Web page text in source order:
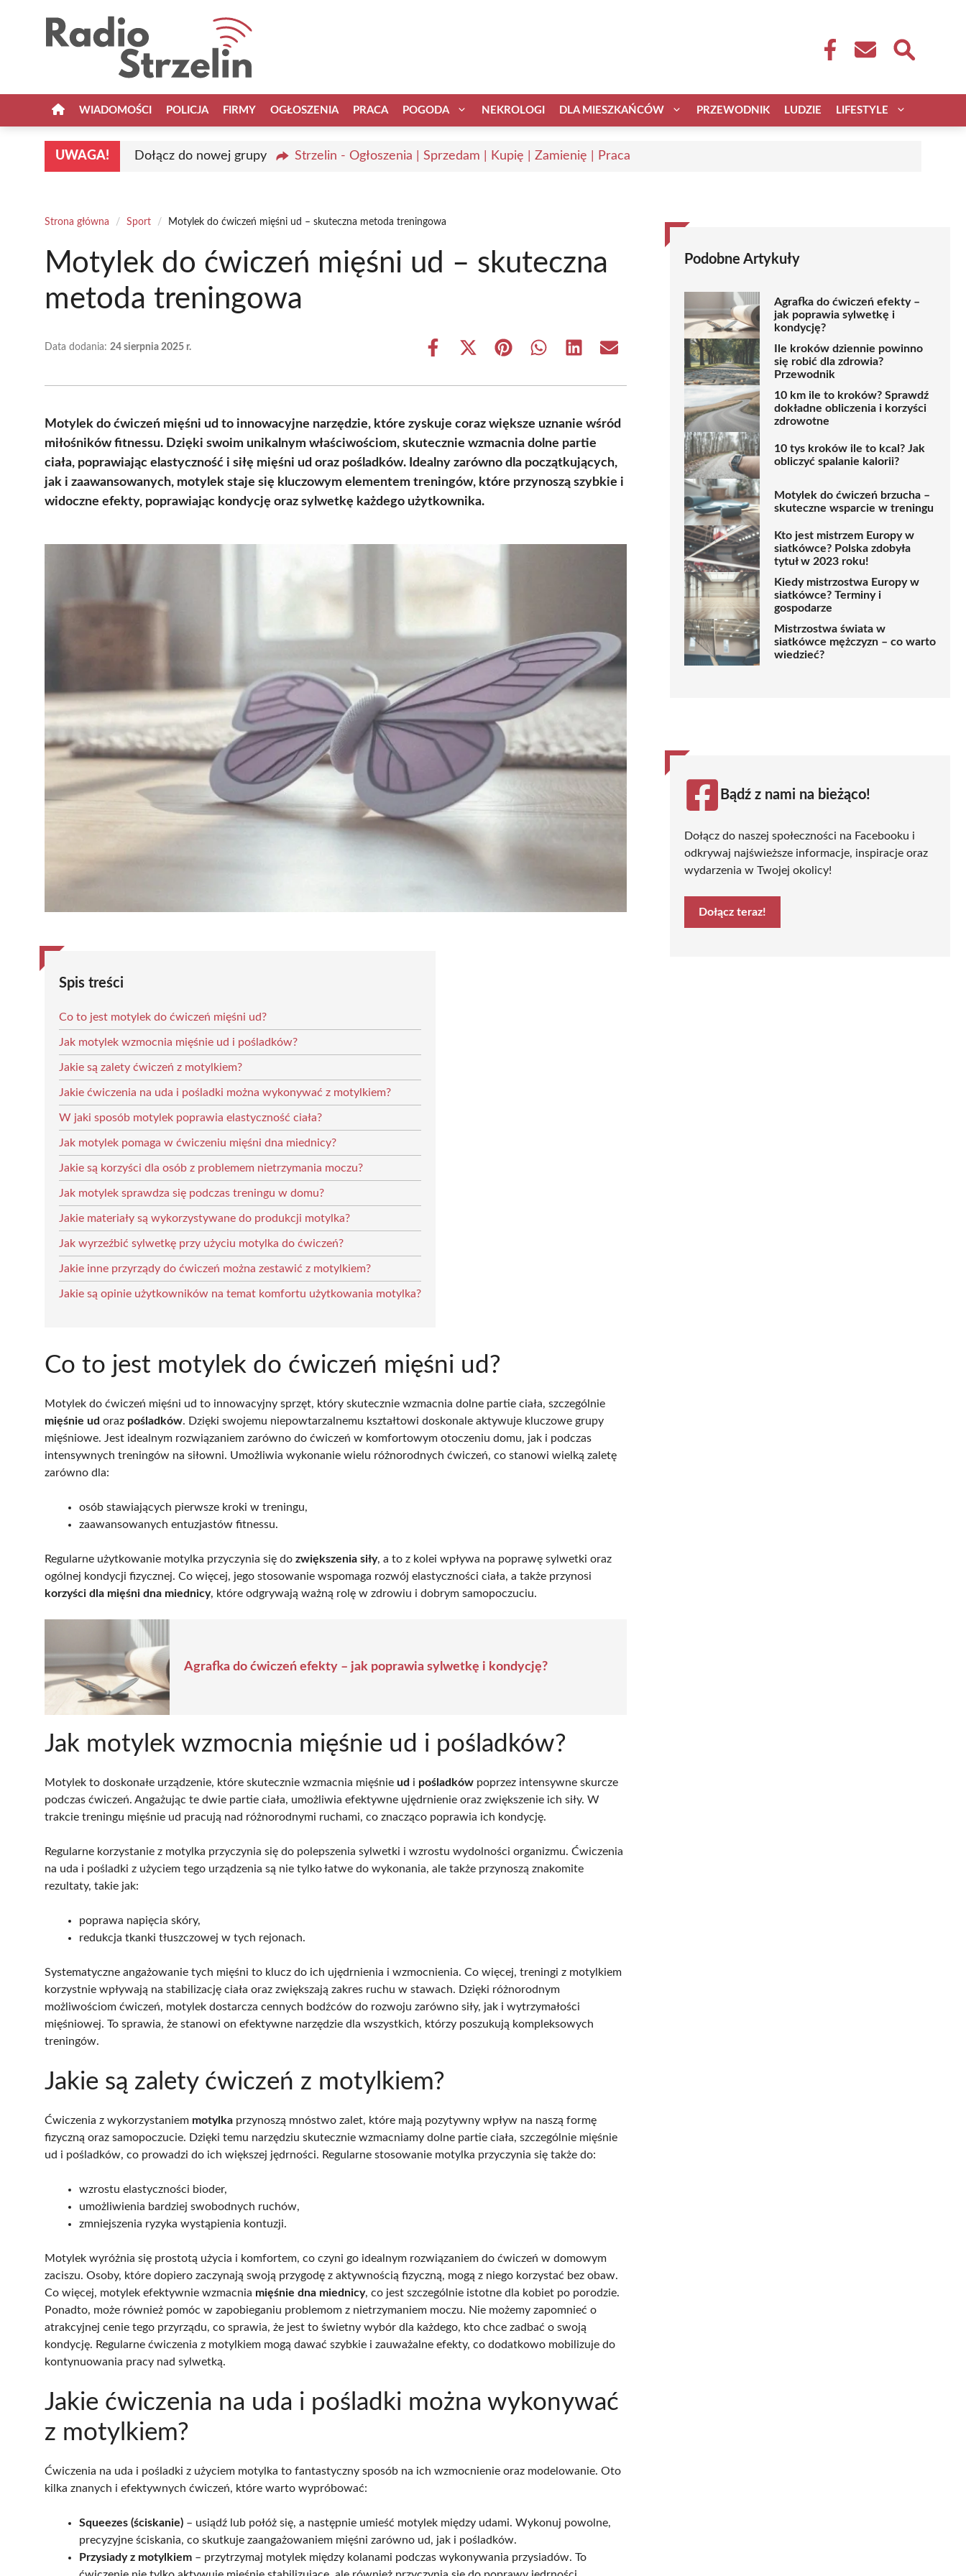
WIADOMOŚCI POLICJA FIRMY OGŁOSZENIA PRACA POGODA NEKROLOGI DLA MIESZKAŃCÓW PRZEWODNIK LUDZIE LIFESTYLE
UWAGA! Dołącz do nowej grupy Strzelin - Ogłoszenia | Sprzedam | Kupię | Zamienię | Praca
Strona główna / Sport / Motylek do ćwiczeń mięśni ud – skuteczna metoda treningowa
Motylek do ćwiczeń mięśni ud – skuteczna
metoda treningowa
Data dodania: 24 sierpnia 2025 r.
Share
Share
(Twitter)
Share Share Share Share
Motylek do ćwiczeń mięśni ud to innowacyjne narzędzie, które zyskuje coraz większe uznanie wśród
miłośników fitnessu. Dzięki swoim unikalnym właściwościom, skutecznie wzmacnia dolne partie
ciała, poprawiając elastyczność i siłę mięśni ud oraz pośladków. Idealny zarówno dla początkujących,
jak i zaawansowanych, motylek staje się kluczowym elementem treningów, które przynoszą szybkie i
widoczne efekty, poprawiając kondycję oraz sylwetkę każdego użytkownika.
Spis treści
Co to jest motylek do ćwiczeń mięśni ud?
Jak motylek wzmocnia mięśnie ud i pośladków?
Jakie są zalety ćwiczeń z motylkiem?
Jakie ćwiczenia na uda i pośladki można wykonywać z motylkiem?
W jaki sposób motylek poprawia elastyczność ciała?
Jak motylek pomaga w ćwiczeniu mięśni dna miednicy?
Jakie są korzyści dla osób z problemem nietrzymania moczu?
Jak motylek sprawdza się podczas treningu w domu?
Jakie materiały są wykorzystywane do produkcji motylka?
Jak wyrzeźbić sylwetkę przy użyciu motylka do ćwiczeń?
Jakie inne przyrządy do ćwiczeń można zestawić z motylkiem?
Jakie są opinie użytkowników na temat komfortu użytkowania motylka?
Co to jest motylek do ćwiczeń mięśni ud?
Motylek do ćwiczeń mięśni ud to innowacyjny sprzęt, który skutecznie wzmacnia dolne partie ciała, szczególnie
mięśnie ud oraz pośladków. Dzięki swojemu niepowtarzalnemu kształtowi doskonale aktywuje kluczowe grupy
mięśniowe. Jest idealnym rozwiązaniem zarówno do ćwiczeń w komfortowym otoczeniu domu, jak i podczas
intensywnych treningów na siłowni. Umożliwia wykonanie wielu różnorodnych ćwiczeń, co stanowi wielką zaletę
zarówno dla:
osób stawiających pierwsze kroki w treningu,
zaawansowanych entuzjastów fitnessu.
Regularne użytkowanie motylka przyczynia się do zwiększenia siły, a to z kolei wpływa na poprawę sylwetki oraz
ogólnej kondycji fizycznej. Co więcej, jego stosowanie wspomaga rozwój elastyczności ciała, a także przynosi
korzyści dla mięśni dna miednicy, które odgrywają ważną rolę w zdrowiu i dobrym samopoczuciu.
Agrafka do ćwiczeń efekty – jak poprawia sylwetkę i kondycję?
Jak motylek wzmocnia mięśnie ud i pośladków?
Motylek to doskonałe urządzenie, które skutecznie wzmacnia mięśnie ud i pośladków poprzez intensywne skurcze
podczas ćwiczeń. Angażując te dwie partie ciała, umożliwia efektywne ujędrnienie oraz zwiększenie ich siły. W
trakcie treningu mięśnie ud pracują nad różnorodnymi ruchami, co znacząco poprawia ich kondycję.
Regularne korzystanie z motylka przyczynia się do polepszenia sylwetki i wzrostu wydolności organizmu. Ćwiczenia
na uda i pośladki z użyciem tego urządzenia są nie tylko łatwe do wykonania, ale także przynoszą znakomite
rezultaty, takie jak:
poprawa napięcia skóry,
redukcja tkanki tłuszczowej w tych rejonach.
Systematyczne angażowanie tych mięśni to klucz do ich ujędrnienia i wzmocnienia. Co więcej, treningi z motylkiem
korzystnie wpływają na stabilizację ciała oraz zwiększają zakres ruchu w stawach. Dzięki różnorodnym
możliwościom ćwiczeń, motylek dostarcza cennych bodźców do rozwoju zarówno siły, jak i wytrzymałości
mięśniowej. To sprawia, że stanowi on efektywne narzędzie dla wszystkich, którzy poszukują kompleksowych
treningów.
Jakie są zalety ćwiczeń z motylkiem?
Ćwiczenia z wykorzystaniem motylka przynoszą mnóstwo zalet, które mają pozytywny wpływ na naszą formę
fizyczną oraz samopoczucie. Dzięki temu narzędziu skutecznie wzmacniamy dolne partie ciała, szczególnie mięśnie
ud i pośladków, co prowadzi do ich większej jędrności. Regularne stosowanie motylka przyczynia się także do:
wzrostu elastyczności bioder,
umożliwienia bardziej swobodnych ruchów,
zmniejszenia ryzyka wystąpienia kontuzji.
Motylek wyróżnia się prostotą użycia i komfortem, co czyni go idealnym rozwiązaniem do ćwiczeń w domowym
zaciszu. Osoby, które dopiero zaczynają swoją przygodę z aktywnością fizyczną, mogą z niego korzystać bez obaw.
Co więcej, motylek efektywnie wzmacnia mięśnie dna miednicy, co jest szczególnie istotne dla kobiet po porodzie.
Ponadto, może również pomóc w zapobieganiu problemom z nietrzymaniem moczu. Nie możemy zapomnieć o
atrakcyjnej cenie tego przyrządu, co sprawia, że jest to świetny wybór dla każdego, kto chce zadbać o swoją
kondycję. Regularne ćwiczenia z motylkiem mogą dawać szybkie i zauważalne efekty, co dodatkowo mobilizuje do
kontynuowania pracy nad sylwetką.
Jakie ćwiczenia na uda i pośladki można wykonywać
z motylkiem?
Ćwiczenia na uda i pośladki z użyciem motylka to fantastyczny sposób na ich wzmocnienie oraz modelowanie. Oto
kilka znanych i efektywnych ćwiczeń, które warto wypróbować:
Squeezes (ściskanie) – usiądź lub połóż się, a następnie umieść motylek między udami. Wykonuj powolne,
precyzyjne ściskania, co skutkuje zaangażowaniem mięśni zarówno ud, jak i pośladków.
Przysiady z motylkiem – przytrzymaj motylek między kolanami podczas wykonywania przysiadów. To
Podobne Artykuły
Agrafka do ćwiczeń efekty –
jak poprawia sylwetkę i
kondycję?
Ile kroków dziennie powinno
się robić dla zdrowia?
Przewodnik
10 km ile to kroków? Sprawdź
dokładne obliczenia i korzyści
zdrowotne
10 tys kroków ile to kcal? Jak
obliczyć spalanie kalorii?
Motylek do ćwiczeń brzucha –
skuteczne wsparcie w treningu
Kto jest mistrzem Europy w
siatkówce? Polska zdobyła
tytuł w 2023 roku!
Kiedy mistrzostwa Europy w
siatkówce? Terminy i
gospodarze
Mistrzostwa świata w
siatkówce mężczyzn – co warto
wiedzieć?
Bądź z nami na bieżąco!
Dołącz do naszej społeczności na Facebooku i
odkrywaj najświeższe informacje, inspiracje oraz
wydarzenia w Twojej okolicy!
Dołącz teraz!